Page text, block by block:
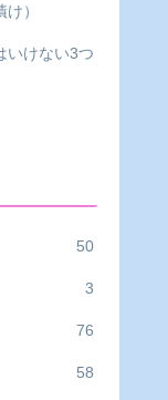
）
いけない3つ
50
3
76
58